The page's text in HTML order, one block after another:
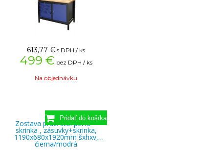
613,77 € s DPH / ks
499 € bez DPH / ks
Na objednávku
Zostava prac. stôl perfo +
skrinka , zásuvky+skrinka,
1190x680x1920mm šxhxv,
čierna/modrá